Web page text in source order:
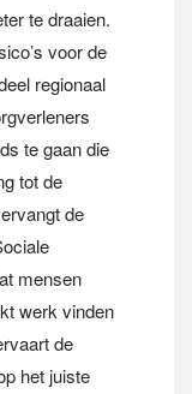
te draaien.
voor de
regionaal
te gaan die
tot de
de
mensen
werk vinden
de
het juiste